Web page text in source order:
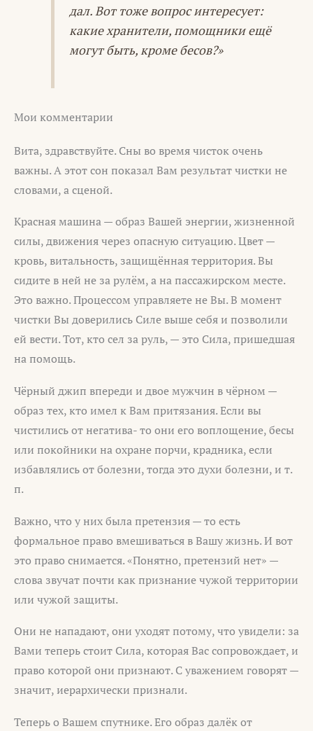
дал. Вот тоже вопрос интересует:
какие хранители, помощники ещё
могут быть, кроме бесов?»
Мои комментарии
Вита, здравствуйте. Сны во время чисток очень
важны. А этот сон показал Вам результат чистки не
словами, а сценой.
Красная машина — образ Вашей энергии, жизненной
силы, движения через опасную ситуацию. Цвет —
кровь, витальность, защищённая территория. Вы
сидите в ней не за рулём, а на пассажирском месте.
Это важно. Процессом управляете не Вы. В момент
чистки Вы доверились Силе выше себя и позволили
ей вести. Тот, кто сел за руль, — это Сила, пришедшая
на помощь.
Чёрный джип впереди и двое мужчин в чёрном —
образ тех, кто имел к Вам притязания. Если вы
чистились от негатива- то они его воплощение, бесы
или покойники на охране порчи, крадника, если
избавлялись от болезни, тогда это духи болезни, и т.
п.
Важно, что у них была претензия — то есть
формальное право вмешиваться в Вашу жизнь. И вот
это право снимается. «Понятно, претензий нет» —
слова звучат почти как признание чужой территории
или чужой защиты.
Они не нападают, они уходят потому, что увидели: за
Вами теперь стоит Сила, которая Вас сопровождает, и
право которой они признают. С уважением говорят —
значит, иерархически признали.
Теперь о Вашем спутнике. Его образ далёк от